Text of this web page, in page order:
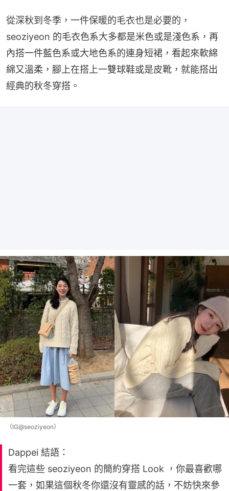
從深秋到冬季，一件保暖的毛衣也是必要的，
seoziyeon 的毛衣色系大多都是米色或是淺色系，再
內搭一件藍色系或大地色系的連身短裙，看起來軟綿
綿又溫柔，腳上在搭上一雙球鞋或是皮靴，就能搭出
經典的秋冬穿搭。
（IG@seoziyeon）
Dappei 結語：
看完這些 seoziyeon 的簡約穿搭 Look ，你最喜歡哪
一套，如果這個秋冬你還沒有靈感的話，不妨快來參